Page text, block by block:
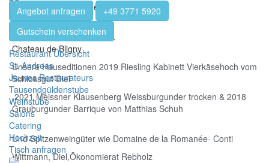
Angebot anfragen
+49 3771 5920
Gutschein verschenken
Restaurant Übersicht
St. Andreas
Jeunes Restaurateurs
Tausendgüldenstube
Weinstube
Salons
Catering
Hochzeit
Tisch anfragen
1943 Clos de la Roche Grand Cru
Leon Villand
1989 Vosne-Romanée A.C.
Chateau de Bligny
Unsere Hauseditionen 2019 Riesling Kabinett Vierkäsehoch vom
Schlossgut Diel
2021 Meissner Klausenberg Weissburgunder trocken & 2018
Grauburgunder Barrique von Matthias Schuh
Und Spitzenweingüter wie Domaine de la Romanée- Conti
Wittmann, Diel,Ökonomierat Rebholz